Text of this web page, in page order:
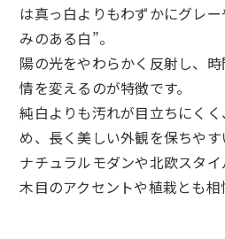
は真っ白よりもわずかにグレ
みのある白”。
陽の光をやわらかく反射し、
情を変えるのが特徴です。
純白よりも汚れが目立ちにく
め、長く美しい外観を保ちやす
ナチュラルモダンや北欧スタイ
木目のアクセントや植栽とも相